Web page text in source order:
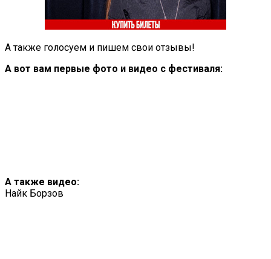
А также голосуем и пишем свои отзывы!
А вот вам первые фото и видео с фестиваля:
А также видео:
Найк Борзов